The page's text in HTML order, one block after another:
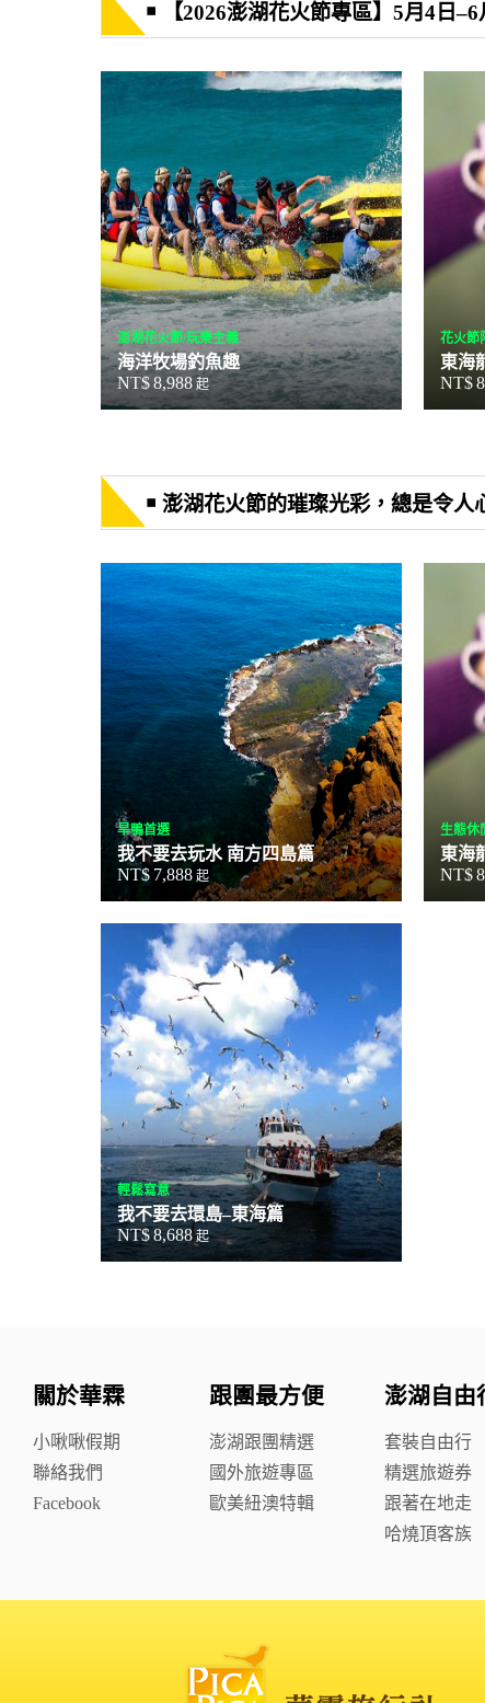
￭ 【2026澎湖花火節專區】5月4日
澎湖花火節/玩樂主義
海洋牧場釣魚趣
NT$8,988 起
花火節
東海
NT$
￭ 澎湖花火節的璀璨光彩，總是令人
旱鴨首選
我不要去玩水 南方四島篇
NT$ 7,888 起
生態休
東海
NT$
輕鬆寫意
我不要去環島–東海篇
NT$8,688 起
關於華霖
小啾啾假期
聯絡我們
Facebook
跟團最方便
澎湖跟團精選
國外旅遊專區
歐美紐澳特輯
澎湖自由
套裝自由行
精選旅遊券
跟著在地走
哈燒頂客族